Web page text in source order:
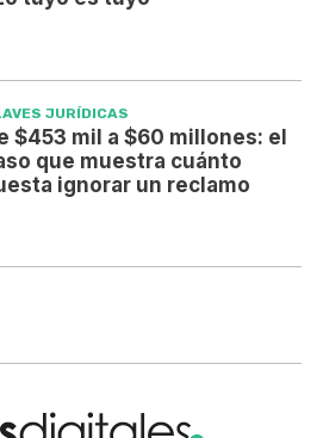
JURÍDICAS
$453 mil a $60 millones: el
que muestra cuánto
ignorar un reclamo